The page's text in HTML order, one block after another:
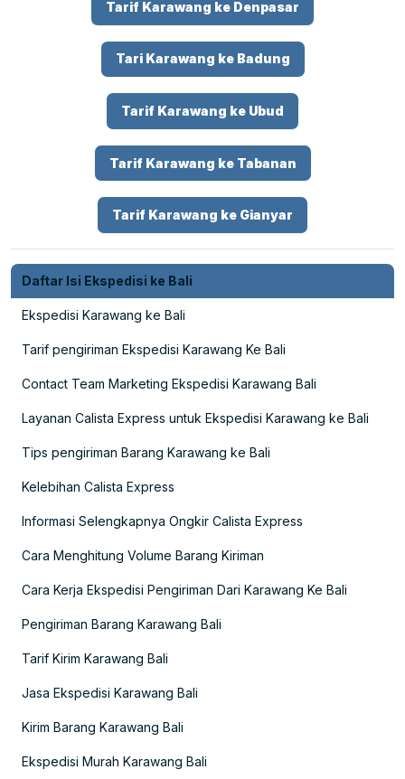
Tarif Karawang ke Denpasar
Tari Karawang ke Badung
Tarif Karawang ke Ubud
Tarif Karawang ke Tabanan
Tarif Karawang ke Gianyar
Daftar Isi Ekspedisi ke Bali
Ekspedisi Karawang ke Bali
Tarif pengiriman Ekspedisi Karawang Ke Bali
Contact Team Marketing Ekspedisi Karawang Bali
Layanan Calista Express untuk Ekspedisi Karawang ke Bali
Tips pengiriman Barang Karawang ke Bali
Kelebihan Calista Express
Informasi Selengkapnya Ongkir Calista Express
Cara Menghitung Volume Barang Kiriman
Cara Kerja Ekspedisi Pengiriman Dari Karawang Ke Bali
Pengiriman Barang Karawang Bali
Tarif Kirim Karawang Bali
Jasa Ekspedisi Karawang Bali
Kirim Barang Karawang Bali
Ekspedisi Murah Karawang Bali